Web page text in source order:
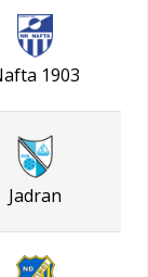
1903
Jadran